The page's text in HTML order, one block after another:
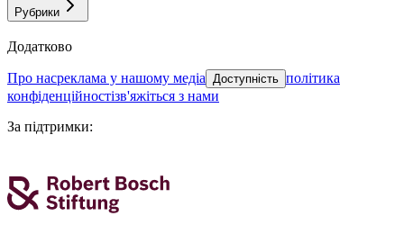
Рубрики
Додатково
про насреклама у нашому медіа Доступність політика
конфіденційностізв'яжіться з нами
За підтримки: